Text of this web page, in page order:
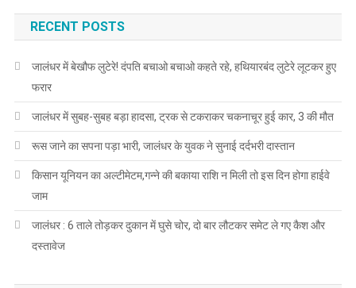
RECENT POSTS
जालंधर में बेखौफ लुटेरे! दंपति बचाओ बचाओ कहते रहे, हथियारबंद लुटेरे लूटकर हुए
फरार
जालंधर में सुबह-सुबह बड़ा हादसा, ट्रक से टकराकर चकनाचूर हुई कार, 3 की मौत
रूस जाने का सपना पड़ा भारी, जालंधर के युवक ने सुनाई दर्दभरी दास्तान
किसान यूनियन का अल्टीमेटम,गन्ने की बकाया राशि न मिली तो इस दिन होगा हाईवे
जाम
जालंधर : 6 ताले तोड़कर दुकान में घुसे चोर, दो बार लौटकर समेट ले गए कैश और
दस्तावेज